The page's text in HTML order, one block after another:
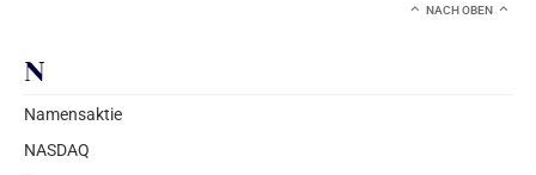
NACH OBEN
N
Namensaktie
NASDAQ